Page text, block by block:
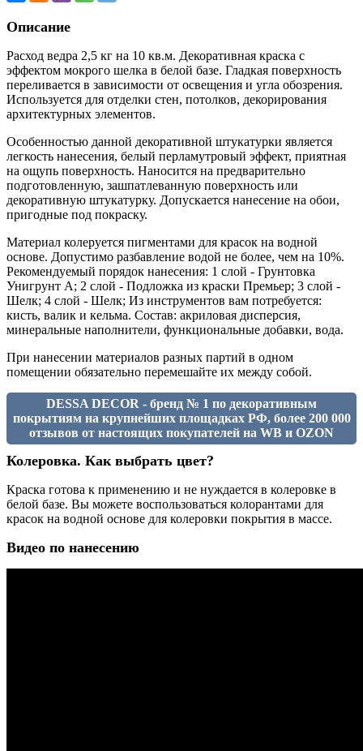
Описание
Расход ведра 2,5 кг на 10 кв.м. Декоративная краска с
эффектом мокрого шелка в белой базе. Гладкая поверхность
переливается в зависимости от освещения и угла обозрения.
Используется для отделки стен, потолков, декорирования
архитектурных элементов.
Особенностью данной декоративной штукатурки является
легкость нанесения, белый перламутровый эффект, приятная
на ощупь поверхность. Наносится на предварительно
подготовленную, зашпатлеванную поверхность или
декоративную штукатурку. Допускается нанесение на обои,
пригодные под покраску.
Материал колеруется пигментами для красок на водной
основе. Допустимо разбавление водой не более, чем на 10%.
Рекомендуемый порядок нанесения: 1 слой - Грунтовка
Унигрунт А; 2 слой - Подложка из краски Премьер; 3 слой -
Шелк; 4 слой - Шелк; Из инструментов вам потребуется:
кисть, валик и кельма. Состав: акриловая дисперсия,
минеральные наполнители, функциональные добавки, вода.
При нанесении материалов разных партий в одном
помещении обязательно перемешайте их между собой.
DESSA DECOR - бренд № 1 по декоративным
покрытиям на крупнейших площадках РФ, более 200 000
отзывов от настоящих покупателей на WB и OZON
Колеровка. Как выбрать цвет?
Краска готова к применению и не нуждается в колеровке в
белой базе. Вы можете воспользоваться колорантами для
красок на водной основе для колеровки покрытия в массе.
Видео по нанесению